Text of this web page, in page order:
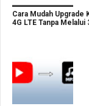
Cara Mudah Upgrade
4G LTE Tanpa Melalui